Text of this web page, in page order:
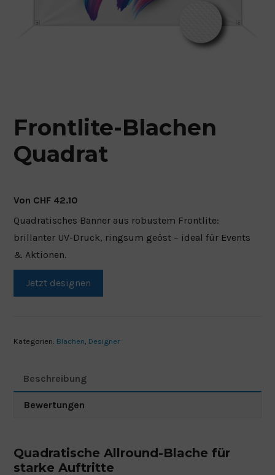
KURZZEIT FLOOR-STICKER
Frontlite-Blachen
Quadrat
Von CHF 42.10
Quadratisches Banner aus robustem Frontlite:
brillanter UV-Druck, ringsum geöst – ideal für Events
& Aktionen.
Jetzt designen
Kategorien: Blachen Designer
Beschreibung
Bewertungen
Quadratische Allround-Blache für
starke Auftritte